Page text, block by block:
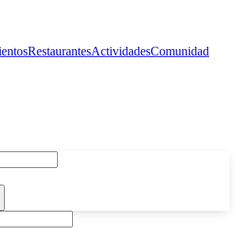
RestaurantesActividadesComunidad